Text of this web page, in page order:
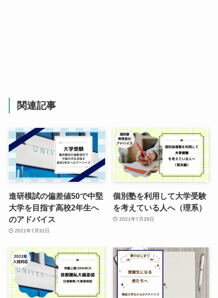
関連記事
進研模試の偏差値50で中堅
大学を目指す高校2年生へ
のアドバイス
2021年7月31日
個別塾を利用して大学受験
を考えている人へ（理系）
2021年7月28日